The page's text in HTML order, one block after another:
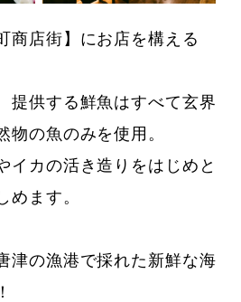
商店街】にお店を構える
提供する鮮魚はすべて玄界
物の魚のみを使用。
イカの活き造りをはじめと
めます。
津の漁港で採れた新鮮な海